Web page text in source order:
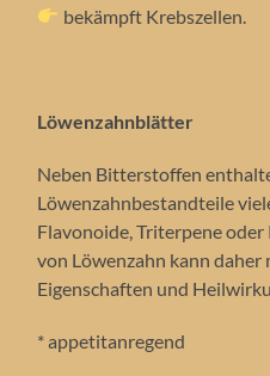
bekämpft Krebszellen.
Löwenzahnblätter
Neben Bitterstoffen
Löwenzahnbestandteile
Flavonoide, Triterpene
von Löwenzahn kann daher
Eigenschaften und
* appetitanregend